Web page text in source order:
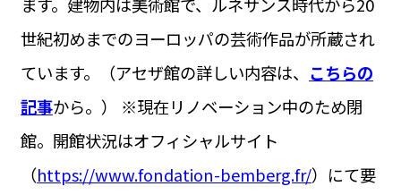
世紀初めまでのヨーロッパの芸術作品が所蔵され
ています。（アセザ館の詳しい内容は、 こちらの
記事から。） ※現在リノベーション中のため閉
館。開館状況はオフィシャルサイト
（https://www.fondation-bemberg.fr/）にて要